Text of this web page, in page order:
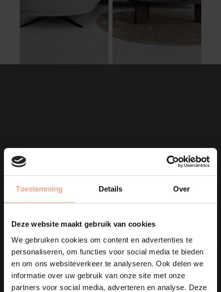
Toestemming Details Over
Deze website maakt gebruik van cookies
We gebruiken cookies om content en advertenties te
personaliseren, om functies voor social media te bieden
en om ons websiteverkeer te analyseren. Ook delen we
informatie over uw gebruik van onze site met onze
partners voor social media, adverteren en analyse. Deze
Cinewall met
Ingebouwde haard en
soundbar?
Bij ons kan alles